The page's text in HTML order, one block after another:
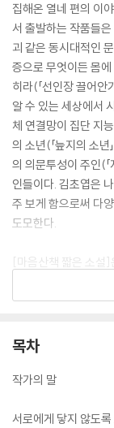
집해온 열네 편의 이
서 출발하는 작품들
괴 같은 동시대적인
증으로 무엇이든 몸에
히라(「선인장 끌어안
알 수 있는 세상에서
체 연결망이 집단 지
의 소년(「늪지의 소
의 의문투성이 주인(
인들이다. 김초엽은
주 보게 함으로써 다
도모한다.
[마음산책 짧은 소설]
왔다. 이번 『행성어
그림으로 주목받고
들은 이야기의 여운을
목차
작가의 말
서로에게 닿지 않도록